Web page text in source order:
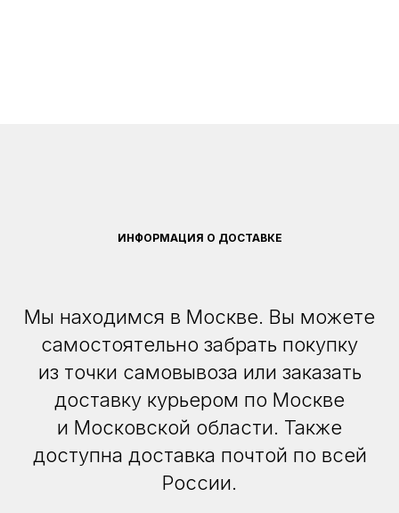
ИНФОРМАЦИЯ О ДОСТАВКЕ
Мы находимся в Москве. Вы можете
самостоятельно забрать покупку
из точки самовывоза или заказать
доставку курьером по Москве
и Московской области. Также
доступна доставка почтой по всей
России.